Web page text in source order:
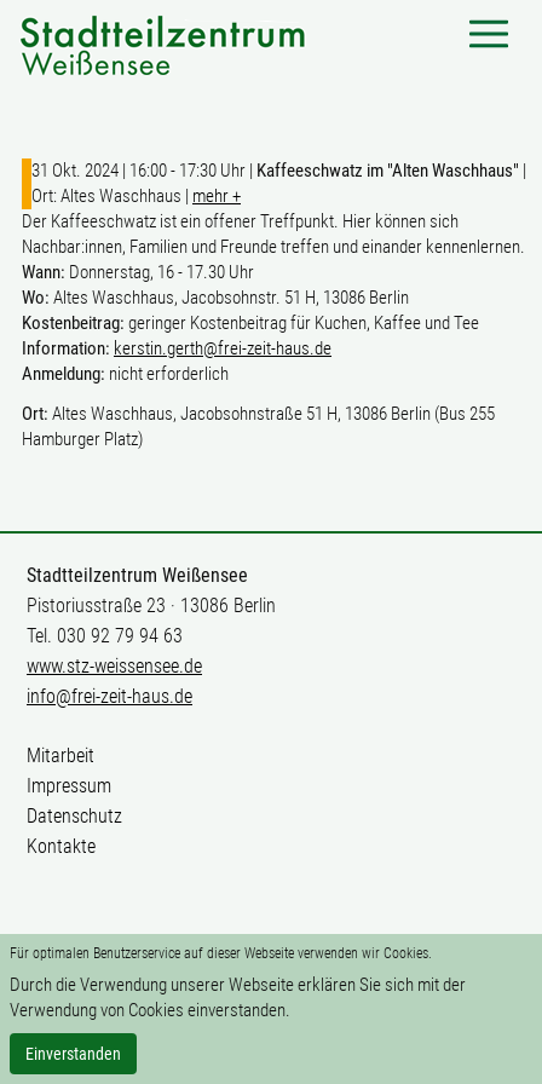
Für optimalen Benutzerservice auf dieser Webseite verwenden wir Cookies.
Durch die Verwendung unserer Webseite erklären Sie sich mit der
Verwendung von Cookies einverstanden.
Einverstanden
31 Okt. 2024 | 16:00 - 17:30 Uhr | Kaffeeschwatz im "Alten Waschhaus" |
Ort: Altes Waschhaus | mehr +
Der Kaffeeschwatz ist ein offener Treffpunkt. Hier können sich
Nachbar:innen, Familien und Freunde treffen und einander kennenlernen.
Wann: Donnerstag, 16 - 17.30 Uhr
Wo: Altes Waschhaus, Jacobsohnstr. 51 H, 13086 Berlin
Kostenbeitrag: geringer Kostenbeitrag für Kuchen, Kaffee und Tee
Information: kerstin.gerth@frei-zeit-haus.de
Anmeldung: nicht erforderlich
Ort: Altes Waschhaus, Jacobsohnstraße 51 H, 13086 Berlin (Bus 255
Hamburger Platz)
Stadtteilzentrum Weißensee
Pistoriusstraße 23 · 13086 Berlin
Tel. 030 92 79 94 63
www.stz-weissensee.de
info@frei-zeit-haus.de
Mitarbeit
Impressum
Datenschutz
Kontakte